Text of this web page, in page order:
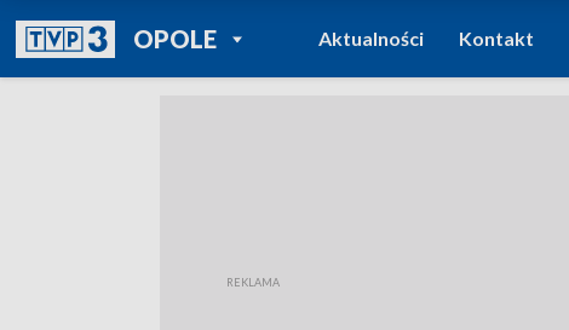
OPOLEPOWRÓT DO
TVP REGIONY
Aktualności Kontakt